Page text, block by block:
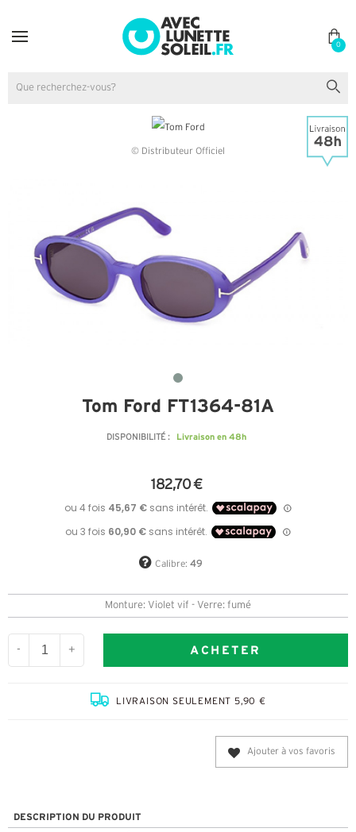
0
© Distributeur Officiel
Tom Ford FT1364-81A
DISPONIBILITÉ : Livraison en 48h
182,70 €
Calibre: 49
Monture: Violet vif - Verre: fumé
- + ACHETER
LIVRAISON SEULEMENT 5,90 €
Ajouter à vos favoris
DESCRIPTION DU PRODUIT